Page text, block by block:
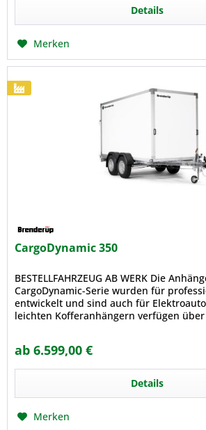
Details
Merken
CargoDynamic 350
BESTELLFAHRZEUG AB WERK Die
CargoDynamic-Serie wurden für
entwickelt und sind auch für
leichten Kofferanhängern verfügen
ab 6.599,00 €
Details
Merken